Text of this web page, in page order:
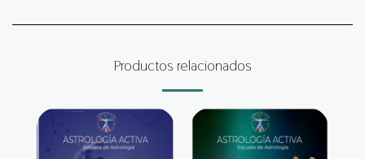
Productos relacionados